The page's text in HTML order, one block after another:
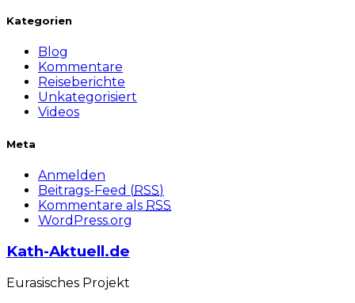
Kategorien
Blog
Kommentare
Reiseberichte
Unkategorisiert
Videos
Meta
Anmelden
Beitrags-Feed (RSS)
Kommentare als RSS
WordPress.org
Kath-Aktuell.de
Eurasisches Projekt